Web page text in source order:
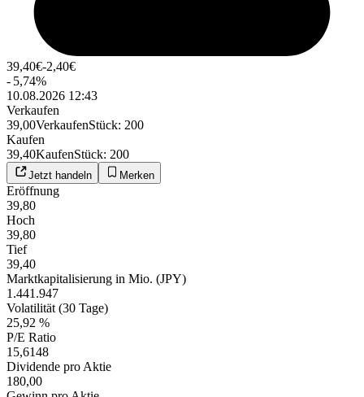
39,40€-2,40€
- 5,74%
10.08.2026 12:43
Verkaufen
39,00VerkaufenStück: 200
Kaufen
39,40KaufenStück: 200
Jetzt handeln Merken
Eröffnung
39,80
Hoch
39,80
Tief
39,40
Marktkapitalisierung in Mio. (JPY)
1.441.947
Volatilität (30 Tage)
25,92 %
P/E Ratio
15,6148
Dividende pro Aktie
180,00